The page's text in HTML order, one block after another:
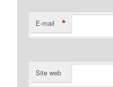
E-mail *
Site web